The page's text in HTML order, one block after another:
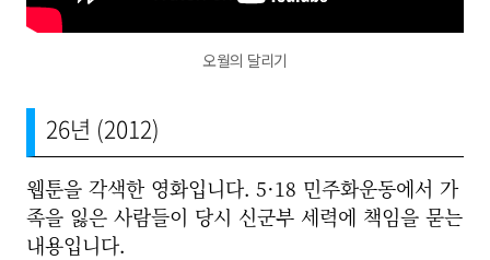
오월의 달리기
26년 (2012)
웹툰을 각색한 영화입니다. 5·18 민주화운동에서 가
족을 잃은 사람들이 당시 신군부 세력에 책임을 묻는
내용입니다.